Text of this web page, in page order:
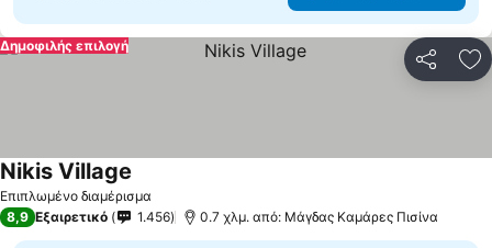
Δημοφιλής επιλογή
Επιπλωμένο διαμέρισμα
Nikis Village
8,9 Εξαιρετικό 1.456 0.7 χλμ. από: Μάγδας Καμάρες Πισίνα